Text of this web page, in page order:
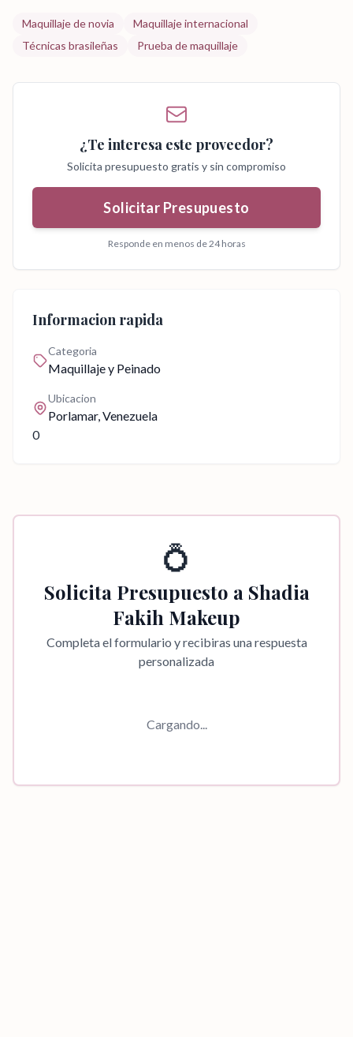
Maquillaje de novia
Maquillaje internacional
Técnicas brasileñas
Prueba de maquillaje
¿Te interesa este proveedor?
Solicita presupuesto gratis y sin compromiso
Solicitar Presupuesto
Responde en menos de 24 horas
Informacion rapida
Categoria
Maquillaje y Peinado
Ubicacion
Porlamar, Venezuela
0
💍
Solicita Presupuesto a Shadia
Fakih Makeup
Completa el formulario y recibiras una respuesta
personalizada
Cargando...